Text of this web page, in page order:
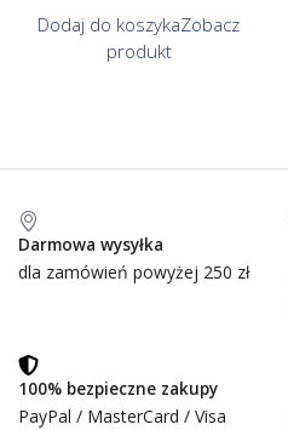
Dodaj do koszykaZobacz
produkt
Darmowa wysyłka
dla zamówień powyżej 250 zł
100% bezpieczne zakupy
PayPal / MasterCard / Visa